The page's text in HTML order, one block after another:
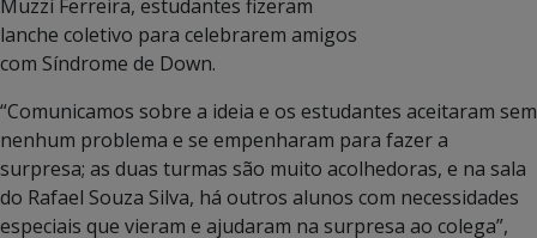
Muzzi Ferreira, estudantes fizeram
lanche coletivo para celebrarem amigos
com Síndrome de Down.
“Comunicamos sobre a ideia e os estudantes aceitaram sem
nenhum problema e se empenharam para fazer a
surpresa; as duas turmas são muito acolhedoras, e na sala
do Rafael Souza Silva, há outros alunos com necessidades
especiais que vieram e ajudaram na surpresa ao colega”,